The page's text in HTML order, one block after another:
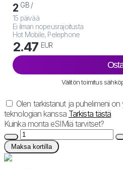
2 GB /
15 päivää
Ei ilman nopeusrajoitusta
Hot Mobile, Pelephone
2.47 EUR
Välitön toimitus
Olen tarkistanut ja puhelimeni
teknologian kanssa Tarkista tästä
Kuinka monta eSIMiä tarvitset?
Maksa kortilla